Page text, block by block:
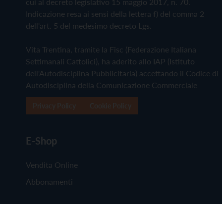
Indicazione resa ai sensi della lettera f) del comma 2
dell'art. 5 del medesimo decreto Lgs.
Vita Trentina, tramite la Fisc (Federazione Italiana
Settimanali Cattolici), ha aderito allo IAP (Istituto
dell'Autodisciplina Pubblicitaria) accettando il Codice di
Autodisciplina della Comunicazione Commerciale
E-Shop
Vendita Online
Abbonamenti